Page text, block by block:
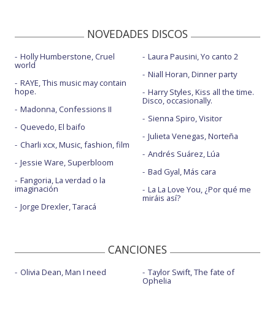
NOVEDADES DISCOS
Holly Humberstone, Cruel
world
RAYE, This music may contain
hope.
Madonna, Confessions II
Quevedo, El baifo
Charli xcx, Music, fashion, film
Jessie Ware, Superbloom
Fangoria, La verdad o la
imaginación
Jorge Drexler, Taracá
Laura Pausini, Yo canto 2
Niall Horan, Dinner party
Harry Styles, Kiss all the time.
Disco, occasionally.
Sienna Spiro, Visitor
Julieta Venegas, Norteña
Andrés Suárez, Lúa
Bad Gyal, Más cara
La La Love You, ¿Por qué me
miráis así?
CANCIONES
Olivia Dean, Man I need Taylor Swift, The fate of
Ophelia